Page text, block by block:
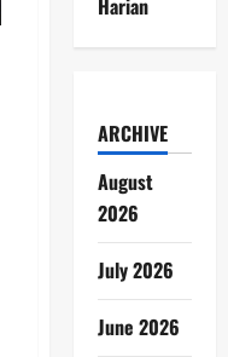
ARCHIVE
August
2026
July 2026
June 2026